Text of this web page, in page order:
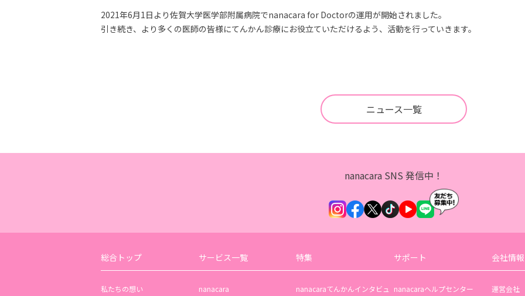
2021年6月1日より佐賀大学医学部附属病院でnanacara for Doctorの運用が開始されました。
引き続き、より多くの医師の皆様にてんかん診療にお役立ていただけるよう、活動を行っていきます。
ニュース一覧
nanacara SNS 発信中！
総合トップ
私たちの想い
サービス一覧
nanacara
特集
nanacaraてんかんインタビュ
サポート
nanacaraヘルプセンター
会社情
運営会社